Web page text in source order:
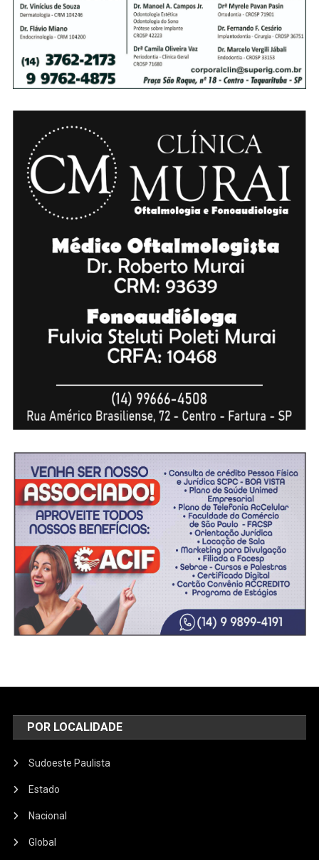
POR LOCALIDADE
Sudoeste Paulista
Estado
Nacional
Global